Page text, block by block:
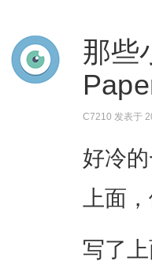
那些
C7210 发表于
好冷
上面
写了